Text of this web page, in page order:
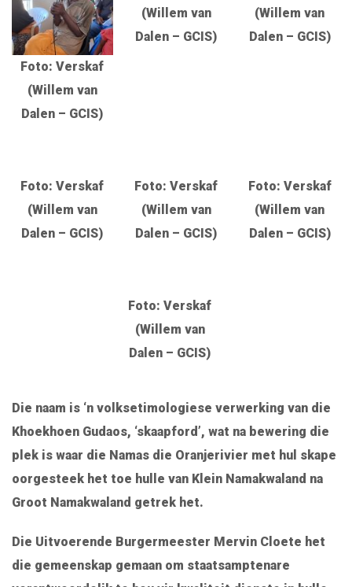
Foto: Verskaf
(Willem van
Dalen – GCIS)
(Willem van
Dalen – GCIS)
(Willem van
Dalen – GCIS)
Foto: Verskaf
(Willem van
Dalen – GCIS)
Foto: Verskaf
(Willem van
Dalen – GCIS)
Foto: Verskaf
(Willem van
Dalen – GCIS)
Foto: Verskaf
(Willem van
Dalen – GCIS)
Die naam is ‘n volksetimologiese verwerking van die
Khoekhoen Gudaos, ‘skaapford’, wat na bewering die
plek is waar die Namas die Oranjerivier met hul skape
oorgesteek het toe hulle van Klein Namakwaland na
Groot Namakwaland getrek het.
Die Uitvoerende Burgermeester Mervin Cloete het
die gemeenskap gemaan om staatsamptenare